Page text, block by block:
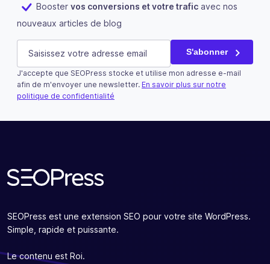
Booster vos conversions et votre trafic avec nos
nouveaux articles de blog
Comments
Ce champ n’est utilisé qu’à des fins de validation et
E-mail (Nécessaire) S'abonner
J'accepte que SEOPress stocke et utilise mon adresse e-mail
afin de m'envoyer une newsletter. En savoir plus sur notre
politique de confidentialité
SEOPress est une extension SEO pour votre site WordPress.
Simple, rapide et puissante.
Le contenu est Roi.